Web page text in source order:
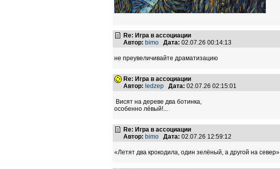
Re: Игра в ассоциации
Автор: bimo Дата: 02.07.26 00:14:13
не преувеличивайте драматизацию
Re: Игра в ассоциации
Автор: ledzep Дата: 02.07.26 02:15:01
Висят на дереве два ботинка,
особенно лéвый!...
Re: Игра в ассоциации
Автор: bimo Дата: 02.07.26 12:59:12
«Летят два крокодила, один зелёный, а другой на север»